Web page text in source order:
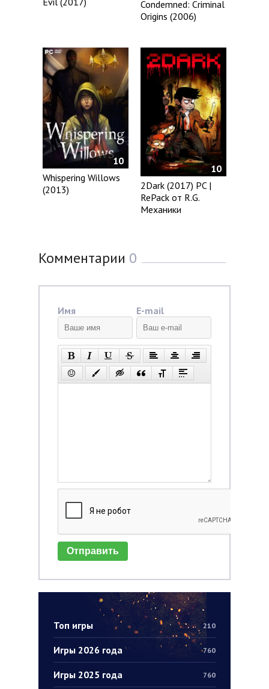
Топ игры 210
Игры 2026 года 760
Игры 2025 года 760
Condemned: Criminal
Origins (2006)
10
Whispering Willows
(2013)
10
2Dark (2017) PC |
RePack от R.G.
Механики
Комментарии 0
Имя E-mail
Отправить